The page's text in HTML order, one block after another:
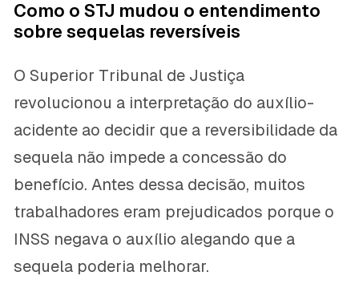
Como o STJ mudou o entendimento
sobre sequelas reversíveis
O Superior Tribunal de Justiça
revolucionou a interpretação do auxílio-
acidente ao decidir que a reversibilidade da
sequela não impede a concessão do
benefício. Antes dessa decisão, muitos
trabalhadores eram prejudicados porque o
INSS negava o auxílio alegando que a
sequela poderia melhorar.